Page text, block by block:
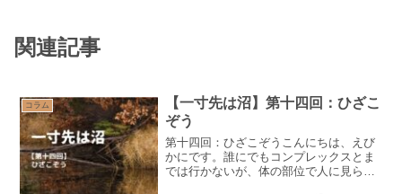
関連記事
コラム
【一寸先は沼】第十四回：ひざこ
ぞう
第十四回：ひざこぞうこんにちは、えび
かにです。誰にでもコンプレックスとま
では行かないが、体の部位で人に見られ